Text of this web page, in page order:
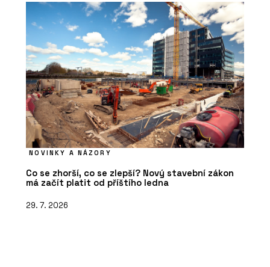
NOVINKY A NÁZORY
Co se zhorší, co se zlepší? Nový stavební zákon
má začít platit od příštího ledna
29. 7. 2026